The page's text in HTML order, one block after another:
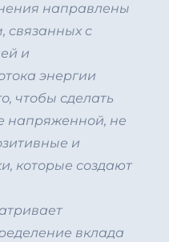
направлены
связанных с
и
энергии
чтобы сделать
напряженной, не
и
которые создают
вклада